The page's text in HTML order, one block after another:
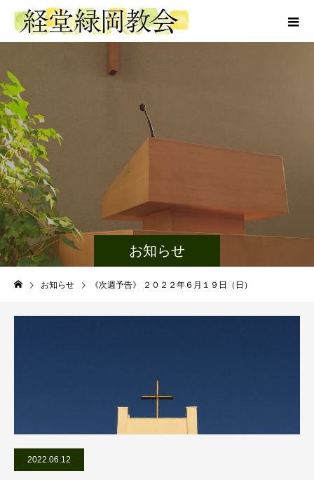
お知らせ
お知らせ 《次週予告》 ２０２２年６月１９日（日）
2022.06.12